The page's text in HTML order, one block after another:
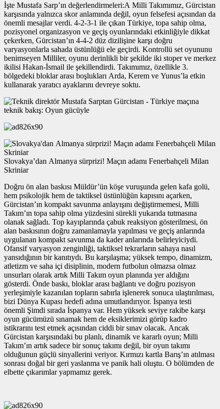
İşte Mustafa Sarp’ın değerlendirmeleri:A Milli Takımımız, Gürcistan
karşısında yalnızca skor anlamında değil, oyun felsefesi açısından da
önemli mesajlar verdi. 4-2-3-1 ile çıkan Türkiye, topa sahip olma,
pozisyonel organizasyon ve geçiş oyunlarındaki etkinliğiyle dikkat
çekerken, Gürcistan’ın 4-4-2 düz dizilişine karşı doğru
varyasyonlarla sahada üstünlüğü ele geçirdi. Kontrollü set oyununu
benimseyen Milliler, oyunu derinlikli bir şekilde iki stoper ve merkez
ikilisi Hakan-İsmail ile şekillendirdi. Takımımız, özellikle 3.
bölgedeki bloklar arası boşlukları Arda, Kerem ve Yunus’la etkin
kullanarak yaratıcı ayaklarını devreye soktu.
Slovakya’dan Almanya sürprizi! Maçın adamı Fenerbahçeli Milan
Skriniar
Doğru ön alan baskısı Müldür’ün köşe vuruşunda gelen kafa golü,
hem psikolojik hem de taktiksel üstünlüğün kapısını açarken,
Gürcistan’ın kompakt savunma anlayışını değiştirmemesi, Milli
Takım’ın topa sahip olma yüzdesini sürekli yukarıda tutmasına
olanak sağladı. Top kayıplarında çabuk reaksiyon gösterilmesi, ön
alan baskısının doğru zamanlamayla yapılması ve geçiş anlarında
uygulanan kompakt savunma da kader anlarında belirleyiciydi.
Ofansif varyasyon zenginliği, taktiksel tekrarların sahaya nasıl
yansıdığının bir kanıtıydı. Bu karşılaşma; yüksek tempo, dinamizm,
atletizm ve saha içi disiplinin, modern futbolun olmazsa olmaz
unsurları olarak artık Milli Takım oyun planında yer aldığını
gösterdi. Önde baskı, bloklar arası bağlantı ve doğru pozisyon
yerleşimiyle kazanılan topların sabırla işlenerek sonuca ulaştırılması,
bizi Dünya Kupası hedefi adına umutlandırıyor. İspanya testi
önemli Şimdi sırada İspanya var. Hem yüksek seviye rakibe karşı
oyun gücümüzü sınamak hem de eksiklerimizi görüp kadro
istikrarını test etmek açısından ciddi bir sınav olacak. Ancak
Gürcistan karşısındaki bu planlı, dinamik ve kararlı oyun; Milli
Takım’ın artık sadece bir sonuç takımı değil, bir oyun takımı
olduğunun güçlü sinyallerini veriyor. Kırmızı kartla Barış’ın atılması
sonrası doğal bir geri yaslanma ve panik hali oluştu. O bölümden de
elbette çıkarımlar yapmamız gerek.